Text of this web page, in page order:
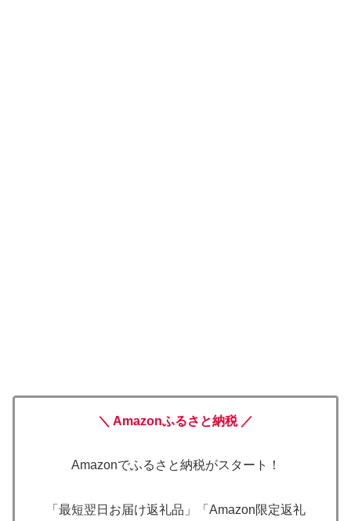
＼ Amazonふるさと納税 ／
Amazonでふるさと納税がスタート！
「最短翌日お届け返礼品」「Amazon限定返礼